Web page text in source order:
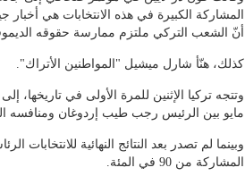
المشاركة الكبيرة في هذه الانتخابات هي أخبار
أنّ الشعب التركي ملتزم ممارسة حقوقه
كذلك، هنّأ شارل ميشيل "المواطنين الأتراك".
مايو بين الرئيس رجب طيب إردوغان ومنافسه
وبينما لم تصدر بعد النتائج النهائية للانتخابات
المشاركة من 90 في المئة.